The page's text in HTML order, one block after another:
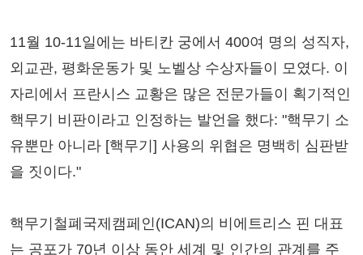
11월 10-11일에는 바티칸 궁에서 400여 명의 성직자,
외교관, 평화운동가 및 노벨상 수상자들이 모였다. 이
자리에서 프란시스 교황은 많은 전문가들이 획기적인
핵무기 비판이라고 인정하는 발언을 했다: "핵무기 소
유뿐만 아니라 [핵무기] 사용의 위협은 명백히 심판받
을 짓이다."
핵무기철폐국제캠페인(ICAN)의 비에트리스 핀 대표
는 공포가 70년 이상 동안 세계 및 인간의 관계를 주